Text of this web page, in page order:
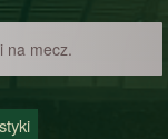
na mecz.